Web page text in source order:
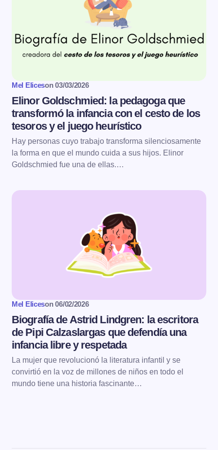
Mel Eliceson 03/03/2026
Elinor Goldschmied: la pedagoga que
transformó la infancia con el cesto de los
tesoros y el juego heurístico
Hay personas cuyo trabajo transforma silenciosamente
la forma en que el mundo cuida a sus hijos. Elinor
Goldschmied fue una de ellas.…
Mel Eliceson 06/02/2026
Biografía de Astrid Lindgren: la escritora
de Pipi Calzaslargas que defendía una
infancia libre y respetada
La mujer que revolucionó la literatura infantil y se
convirtió en la voz de millones de niños en todo el
mundo tiene una historia fascinante…